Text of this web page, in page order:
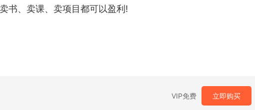
书、卖课、卖项目都可以盈利!
VIP免费 立即购买